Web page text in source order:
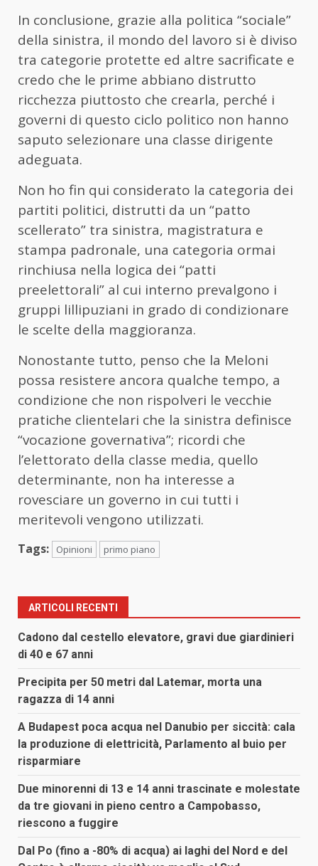
In conclusione, grazie alla politica “sociale”
della sinistra, il mondo del lavoro si è diviso
tra categorie protette ed altre sacrificate e
credo che le prime abbiano distrutto
ricchezza piuttosto che crearla, perché i
governi di questo ciclo politico non hanno
saputo selezionare una classe dirigente
adeguata.
Non ho fin qui considerato la categoria dei
partiti politici, distrutti da un “patto
scellerato” tra sinistra, magistratura e
stampa padronale, una categoria ormai
rinchiusa nella logica dei “patti
preelettorali” al cui interno prevalgono i
gruppi lillipuziani in grado di condizionare
le scelte della maggioranza.
Nonostante tutto, penso che la Meloni
possa resistere ancora qualche tempo, a
condizione che non rispolveri le vecchie
pratiche clientelari che la sinistra definisce
“vocazione governativa”; ricordi che
l’elettorato della classe media, quello
determinante, non ha interesse a
rovesciare un governo in cui tutti i
meritevoli vengono utilizzati.
Tags: Opinioni primo piano
ARTICOLI RECENTI
Cadono dal cestello elevatore, gravi due giardinieri
di 40 e 67 anni
Precipita per 50 metri dal Latemar, morta una
ragazza di 14 anni
A Budapest poca acqua nel Danubio per siccità: cala
la produzione di elettricità, Parlamento al buio per
risparmiare
Due minorenni di 13 e 14 anni trascinate e molestate
da tre giovani in pieno centro a Campobasso,
riescono a fuggire
Dal Po (fino a -80% di acqua) ai laghi del Nord e del